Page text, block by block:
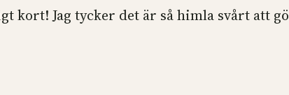
kort! Jag tycker det är så himla svårt att